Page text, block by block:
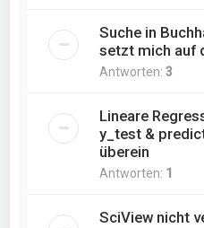
Suche in
setzt mich auf
Antworten:3
Lineare
y_test &
überein
Antworten: 1
SciView nicht